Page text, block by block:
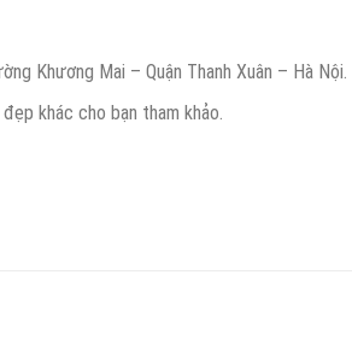
Khương Mai – Quận Thanh Xuân – Hà Nội.
khác cho bạn tham khảo.